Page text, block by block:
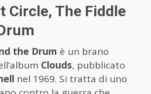
Circle, The Fiddle
the Drum è un brano
Clouds, pubblicato
nel 1969. Si tratta di uno